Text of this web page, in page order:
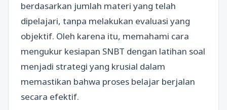
berdasarkan jumlah materi yang telah
dipelajari, tanpa melakukan evaluasi yang
objektif. Oleh karena itu, memahami cara
mengukur kesiapan SNBT dengan latihan soal
menjadi strategi yang krusial dalam
memastikan bahwa proses belajar berjalan
secara efektif.